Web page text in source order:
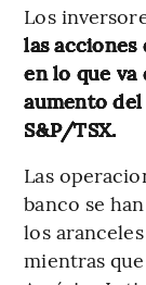
Los
las acciones
en lo que
aumento
S&P/TSX.
Las
banco se
los
mientras